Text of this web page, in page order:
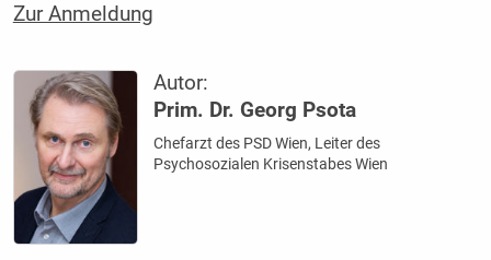
Zur Anmeldung
Autor:
Prim. Dr. Georg Psota
Chefarzt des PSD Wien, Leiter des
Psychosozialen Krisenstabes Wien